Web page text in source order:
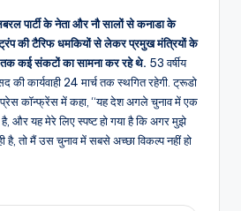
पार्टी के नेता और नौ सालों से कनाडा के
ट्रंप की टैरिफ धमकियों से लेकर प्रमुख मंत्रियों के
तक कई संकटों का सामना कर रहे थे. 53 वर्षीय
कार्यवाही 24 मार्च तक स्थगित रहेगी. ट्रूडो
प्रेस कॉन्फ्रेंस में कहा, “यह देश अगले चुनाव में एक
और यह मेरे लिए स्पष्ट हो गया है कि अगर मुझे
तो मैं उस चुनाव में सबसे अच्छा विकल्प नहीं हो